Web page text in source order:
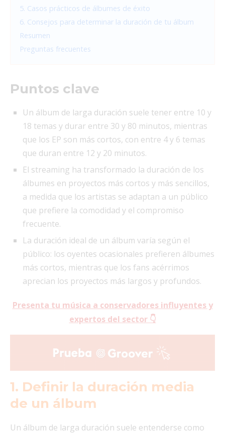
5. Casos prácticos de álbumes de éxito
6. Consejos para determinar la duración de tu álbum
Resumen
Preguntas frecuentes
Puntos clave
Un álbum de larga duración suele tener entre 10 y
18 temas y durar entre 30 y 80 minutos, mientras
que los EP son más cortos, con entre 4 y 6 temas
que duran entre 12 y 20 minutos.
El streaming ha transformado la duración de los
álbumes en proyectos más cortos y más sencillos,
a medida que los artistas se adaptan a un público
que prefiere la comodidad y el compromiso
frecuente.
La duración ideal de un álbum varía según el
público: los oyentes ocasionales prefieren álbumes
más cortos, mientras que los fans acérrimos
aprecian los proyectos más largos y profundos.
Presenta tu música a conservadores influyentes y
expertos del sector 👇
1. Definir la duración media
de un álbum
Un álbum de larga duración suele entenderse como